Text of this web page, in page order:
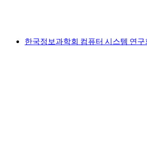
한국정보과학회 컴퓨터 시스템 연